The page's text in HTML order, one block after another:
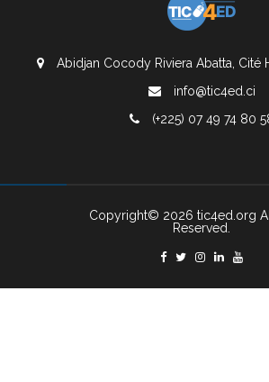
Abidjan Cocody Riviera Abatta, Cité
info@tic4ed.ci
(+225) 07 49 74 80
Copyright© 2026 tic4ed.org
Reserved.